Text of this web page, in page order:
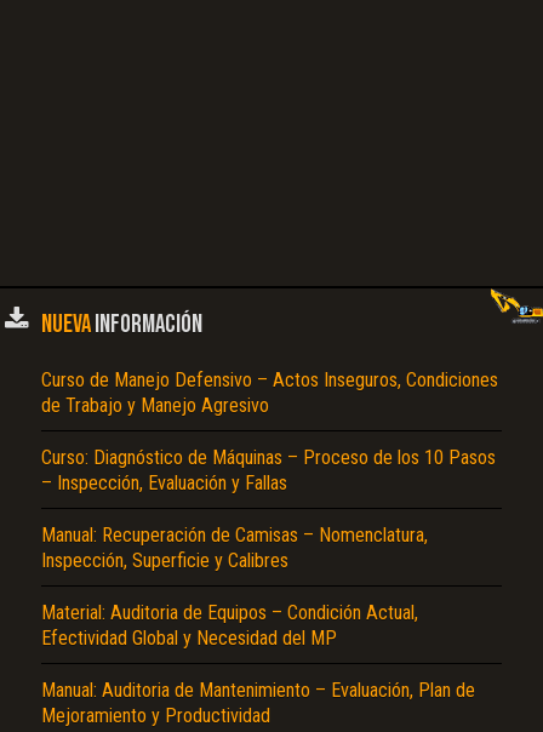
NUEVAINFORMACIÓN
Curso de Manejo Defensivo – Actos Inseguros, Condiciones
de Trabajo y Manejo Agresivo
Curso: Diagnóstico de Máquinas – Proceso de los 10 Pasos
– Inspección, Evaluación y Fallas
Manual: Recuperación de Camisas – Nomenclatura,
Inspección, Superficie y Calibres
Material: Auditoria de Equipos – Condición Actual,
Efectividad Global y Necesidad del MP
Manual: Auditoria de Mantenimiento – Evaluación, Plan de
Mejoramiento y Productividad